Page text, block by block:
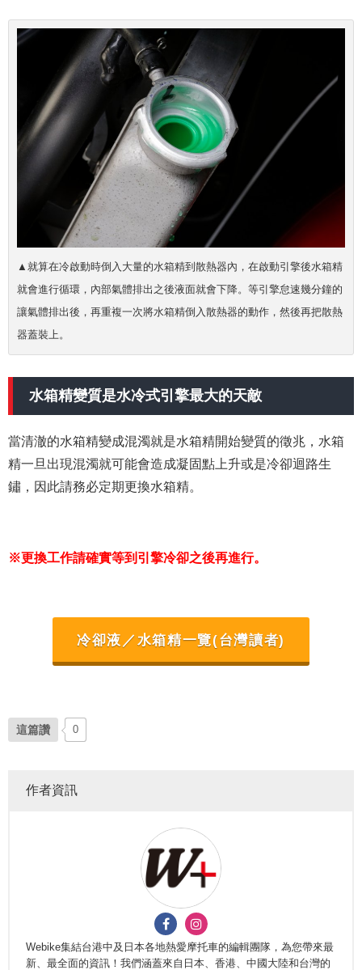
▲就算在冷啟動時倒入大量的水箱精到散熱器內，在啟動引擎後水箱精
就會進行循環，內部氣體排出之後液面就會下降。等引擎怠速幾分鐘的
讓氣體排出後，再重複一次將水箱精倒入散熱器的動作，然後再把散熱
器蓋裝上。
水箱精變質是水冷式引擎最大的天敵
當清澈的水箱精變成混濁就是水箱精開始變質的徵兆，水箱
精一旦出現混濁就可能會造成凝固點上升或是冷卻迴路生
鏽，因此請務必定期更換水箱精。
※更換工作請確實等到引擎冷卻之後再進行。
冷卻液／水箱精一覽(台灣讀者)
這篇讚 0
作者資訊
Webike集結台港中及日本各地熱愛摩托車的編輯團隊，為您帶來最
新、最全面的資訊！我們涵蓋來自日本、香港、中國大陸和台灣的